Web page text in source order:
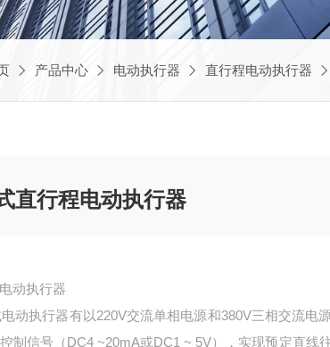
产品中心 电动执行器 直行程电动执行器
直行程电动执行器
动执行器
动执行器有以220V交流单相电源和380V三相交流电
制信号（DC4 ~20mA或DC1 ~ 5V），实现预定直线